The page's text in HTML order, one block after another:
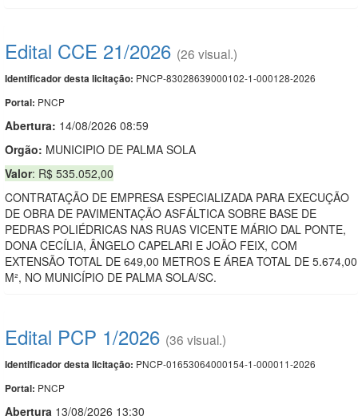
Edital CCE 21/2026 (26 visual.)
Identificador desta licitação: PNCP-83028639000102-1-000128-2026
Portal: PNCP
Abertura: 14/08/2026 08:59
Orgão: MUNICIPIO DE PALMA SOLA
Valor: R$ 535.052,00
CONTRATAÇÃO DE EMPRESA ESPECIALIZADA PARA EXECUÇÃO
DE OBRA DE PAVIMENTAÇÃO ASFÁLTICA SOBRE BASE DE
PEDRAS POLIÉDRICAS NAS RUAS VICENTE MÁRIO DAL PONTE,
DONA CECÍLIA, ÂNGELO CAPELARI E JOÃO FEIX, COM
EXTENSÃO TOTAL DE 649,00 METROS E ÁREA TOTAL DE 5.674,00
M², NO MUNICÍPIO DE PALMA SOLA/SC.
Edital PCP 1/2026 (36 visual.)
Identificador desta licitação: PNCP-01653064000154-1-000011-2026
Portal: PNCP
Abertura 13/08/2026 13:30